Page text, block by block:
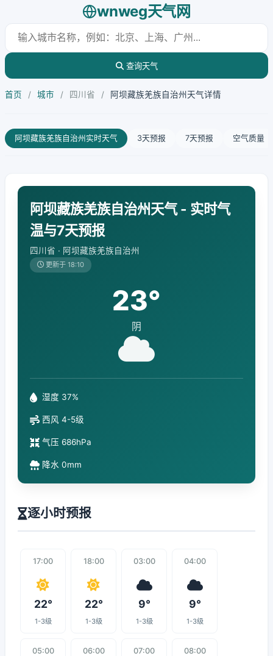
wnweg天气网
查询天气
首页 / 城市 / 四川省 / 阿坝藏族羌族自治州天气详情
阿坝藏族羌族自治州实时天气 3天预报 7天预报 空气质量
阿坝藏族羌族自治州天气 - 实时气
温与7天预报
四川省 · 阿坝藏族羌族自治州
更新于 18:10
23°
阴
湿度 37%
西风 4-5级
气压 686hPa
降水 0mm
逐小时预报
17:00
22°
1-3级
18:00
22°
1-3级
03:00
9°
1-3级
04:00
9°
1-3级
05:00 06:00 07:00 08:00